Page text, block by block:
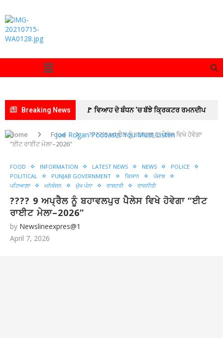
Breaking News 🚩 ਵਿਆਹ ਦੇ ਬੰਧਨ ‘ਚ ਬੱਝੇ ਕ੍ਰਿਕਟਰ ਰਮਨਦੀਪ
ਸਿੰਘ ਅਤੇ ਅਦਾਕਾਰਾ ਚਾਰਲੀ ਚੌਹਾਨ 🚩 ਆਰਮੀ
ਦਫ਼ਤਰ ਜਲੰਧਰ ਦੀ ਅਗਵਾਈ ਹੇਠ 10 ਰੋਜ਼ਾ ਅਗਨੀਵੀਰ
ਭਰਤੀ ਰੈਲੀ ਸਫ਼ਲਤਾਪੂਰਵਕ ਸੰਪੰਨ
प्रतापगढ़ी का जन्मदिन सेवा कार्यों के साथ मनाया
ਅੰਤਰ-ਸਕੂਲ ਭਾਸ਼ਣ ਮੁਕਾਬਲੇ ‘ਚ ਵੀਰ ਹਕੀਕਤ ਰਾਏ
Home Food
???? 9 ਅਪ੍ਰੈਲ ਨੂੰ ਬਹਾਵਲਪੁਰ ਪੈਲੇਸ ਵਿਖੇ ਹੋਵੇਗਾ
“ਈਟ ਰਾਈਟ ਮੇਲਾ–2026”
FOOD INFORMATION LATEST NEWS NEWS
POLICE
POLITICAL
PUNJAB GOVERNMENT ਕਿਸਾਨ
ਪੰਜਾਬ
ਪਟਿਆਲ਼ਾ
ਮਨੋਰੰਜਨ ਮੁੱਖ ਪੰਨਾ ਰਾਸ਼ਟਰੀ ਰਾਜਨੀਤੀ
???? 9 ਅਪ੍ਰੈਲ ਨੂੰ ਬਹਾਵਲਪੁਰ ਪੈਲੇਸ ਵਿਖੇ ਹੋਵੇਗਾ “ਈਟ
ਰਾਈਟ ਮੇਲਾ–2026”
by Newslineexpres@1
April 7, 2026